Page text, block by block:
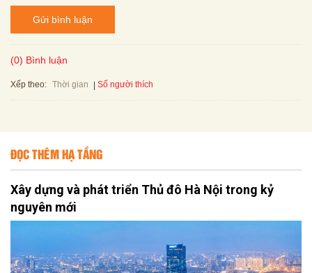
Gửi bình luận
(0) Bình luận
Xếp theo: Thời gian Số người thích
ĐỌC THÊM HẠ TẦNG
Xây dựng và phát triển Thủ đô Hà Nội trong kỷ
nguyên mới